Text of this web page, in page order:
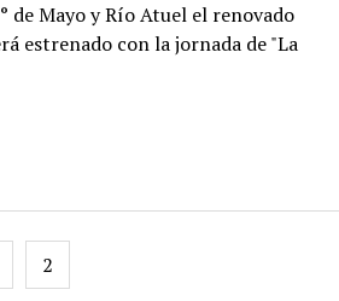
de Mayo y Río Atuel el renovado
estrenado con la jornada de "La
2